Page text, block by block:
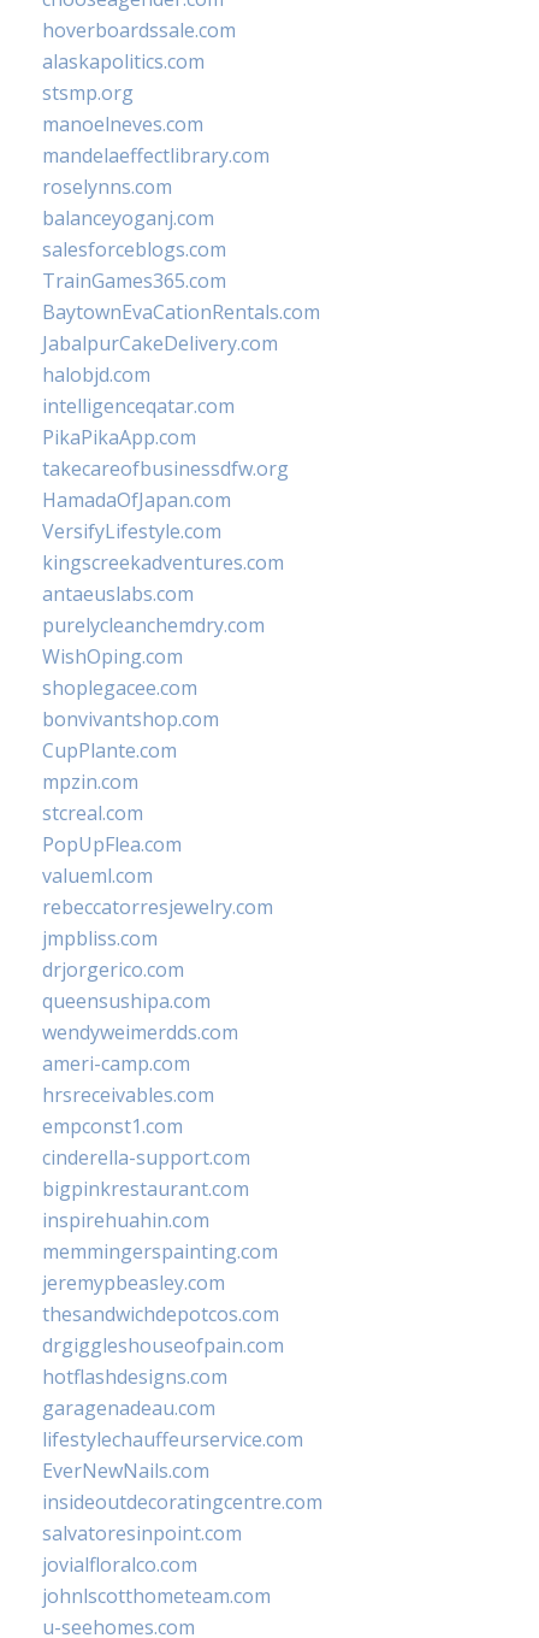
hoverboardssale.com
alaskapolitics.com
stsmp.org
manoelneves.com
mandelaeffectlibrary.com
roselynns.com
balanceyoganj.com
salesforceblogs.com
TrainGames365.com
BaytownEvaCationRentals.com
JabalpurCakeDelivery.com
halobjd.com
intelligenceqatar.com
PikaPikaApp.com
takecareofbusinessdfw.org
HamadaOfJapan.com
VersifyLifestyle.com
kingscreekadventures.com
antaeuslabs.com
purelycleanchemdry.com
WishOping.com
shoplegacee.com
bonvivantshop.com
CupPlante.com
mpzin.com
stcreal.com
PopUpFlea.com
valueml.com
rebeccatorresjewelry.com
jmpbliss.com
drjorgerico.com
queensushipa.com
wendyweimerdds.com
ameri-camp.com
hrsreceivables.com
empconst1.com
cinderella-support.com
bigpinkrestaurant.com
inspirehuahin.com
memmingerspainting.com
jeremypbeasley.com
thesandwichdepotcos.com
drgiggleshouseofpain.com
hotflashdesigns.com
garagenadeau.com
lifestylechauffeurservice.com
EverNewNails.com
insideoutdecoratingcentre.com
salvatoresinpoint.com
jovialfloralco.com
johnlscotthometeam.com
u-seehomes.com